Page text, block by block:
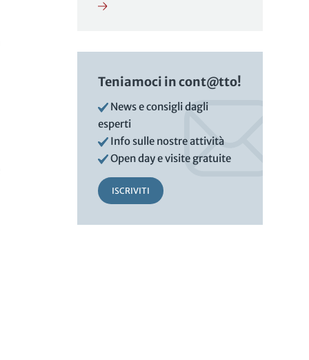
Teniamoci in cont@tto!
News e consigli dagli
esperti
Info sulle nostre attività
Open day e visite gratuite
ISCRIVITI